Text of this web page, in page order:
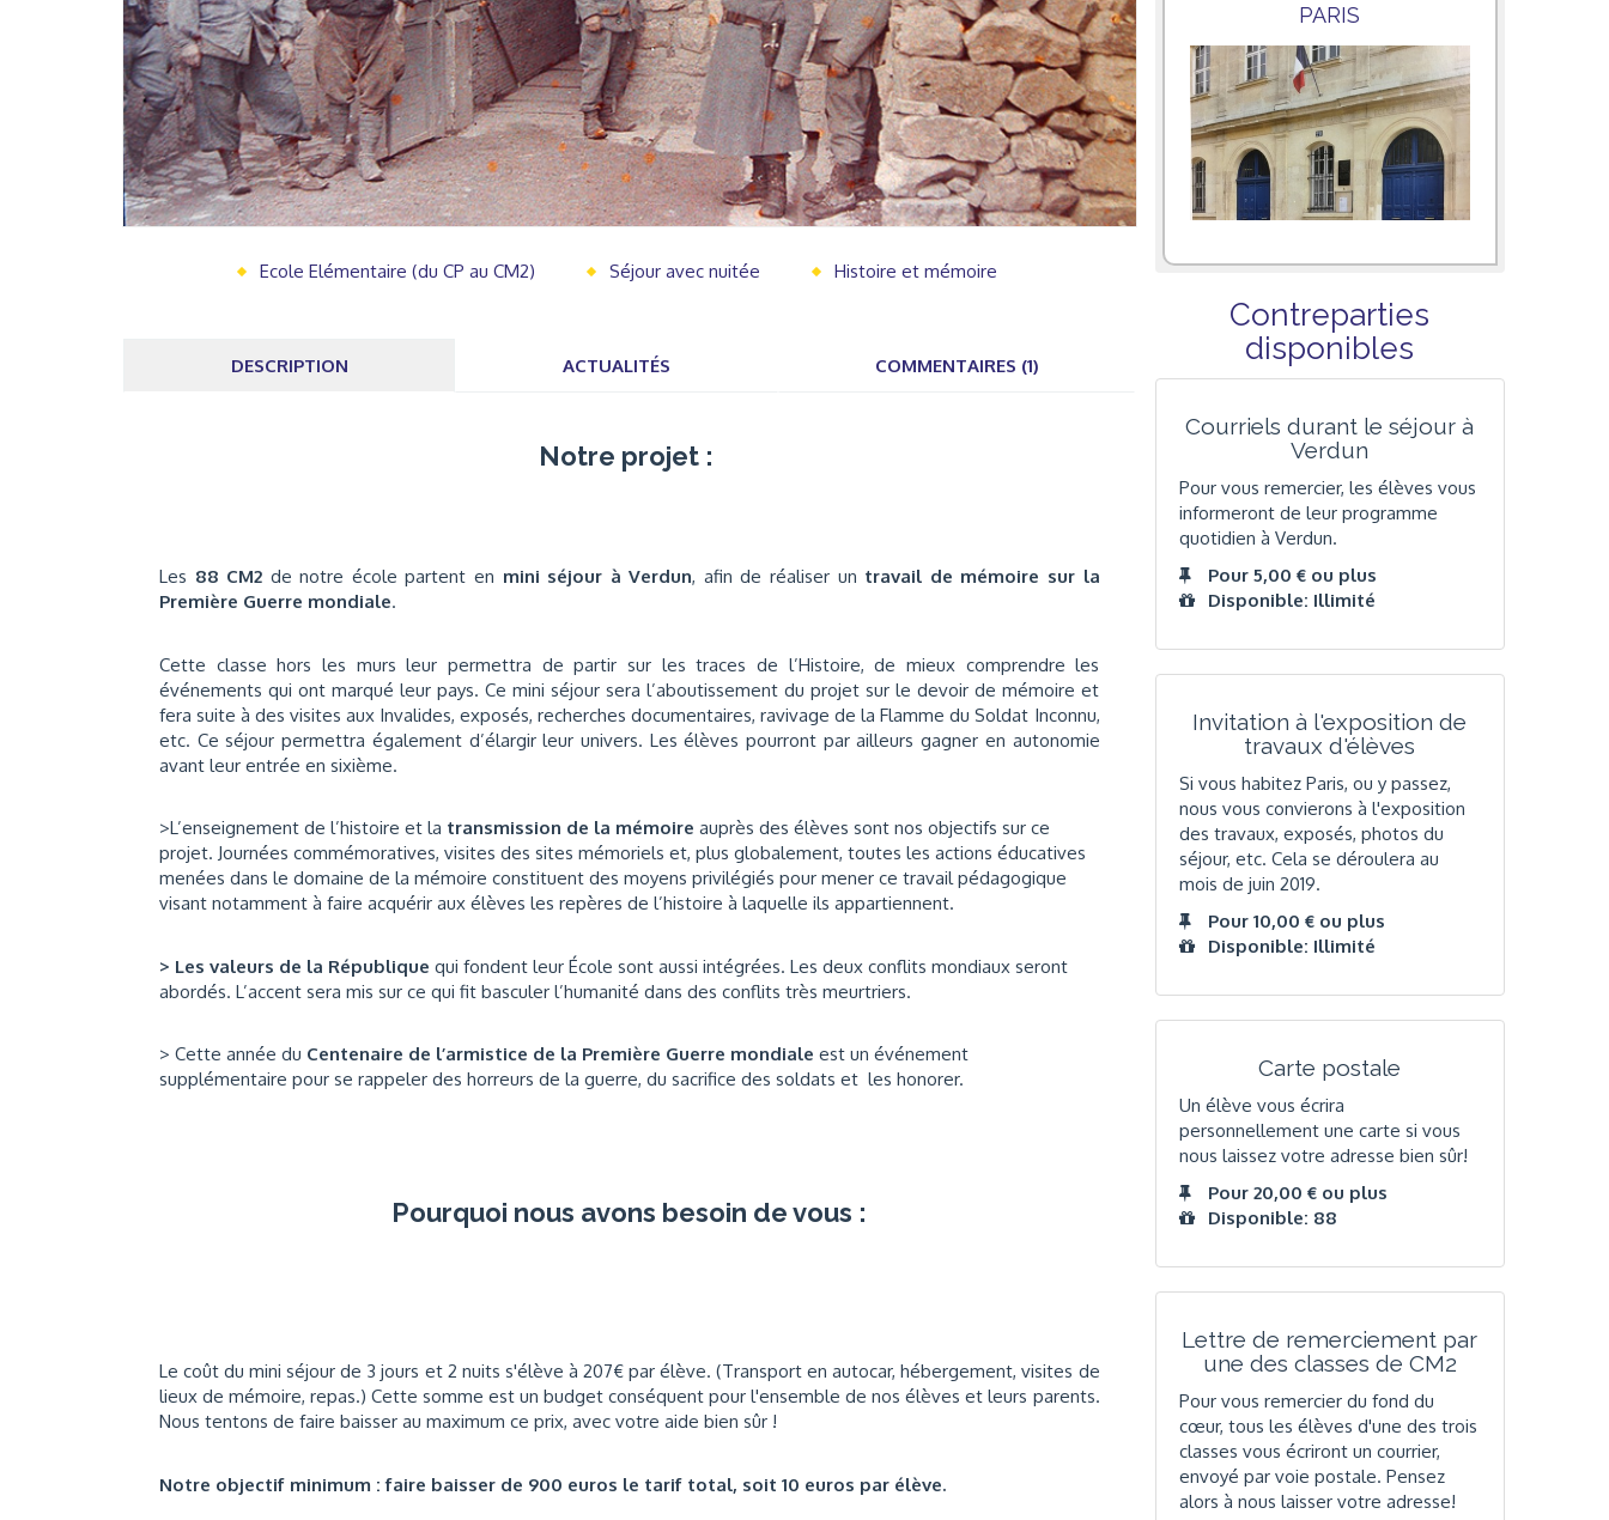
Ecole Elémentaire (du CP au CM2) Séjour avec nuitée Histoire et mémoire
DESCRIPTION ACTUALITÉS COMMENTAIRES (1)
Notre projet :
Les 88 CM2 de notre école partent en mini séjour à Verdun, afin de réaliser un travail de mémoire sur la
Première Guerre mondiale.
Cette classe hors les murs leur permettra de partir sur les traces de l’Histoire, de mieux comprendre les
événements qui ont marqué leur pays. Ce mini séjour sera l’aboutissement du projet sur le devoir de mémoire et
fera suite à des visites aux Invalides, exposés, recherches documentaires, ravivage de la Flamme du Soldat Inconnu,
etc. Ce séjour permettra également d’élargir leur univers. Les élèves pourront par ailleurs gagner en autonomie
avant leur entrée en sixième.
>L’enseignement de l’histoire et la transmission de la mémoire auprès des élèves sont nos objectifs sur ce
projet. Journées commémoratives, visites des sites mémoriels et, plus globalement, toutes les actions éducatives
menées dans le domaine de la mémoire constituent des moyens privilégiés pour mener ce travail pédagogique
visant notamment à faire acquérir aux élèves les repères de l’histoire à laquelle ils appartiennent.
> Les valeurs de la République qui fondent leur École sont aussi intégrées. Les deux conflits mondiaux seront
abordés. L’accent sera mis sur ce qui fit basculer l’humanité dans des conflits très meurtriers.
> Cette année du Centenaire de l’armistice de la Première Guerre mondiale est un événement
supplémentaire pour se rappeler des horreurs de la guerre, du sacrifice des soldats et les honorer.
Pourquoi nous avons besoin de vous :
Le coût du mini séjour de 3 jours et 2 nuits s'élève à 207€ par élève. (Transport en autocar, hébergement, visites de
lieux de mémoire, repas.) Cette somme est un budget conséquent pour l'ensemble de nos élèves et leurs parents.
Nous tentons de faire baisser au maximum ce prix, avec votre aide bien sûr !
Notre objectif minimum : faire baisser de 900 euros le tarif total, soit 10 euros par élève.
PARIS
Contreparties
disponibles
Courriels durant le séjour à
Verdun
Pour vous remercier, les élèves vous
informeront de leur programme
quotidien à Verdun.
Pour 5,00 € ou plus
Disponible: Illimité
Invitation à l'exposition de
travaux d'élèves
Si vous habitez Paris, ou y passez,
nous vous convierons à l'exposition
des travaux, exposés, photos du
séjour, etc. Cela se déroulera au
mois de juin 2019.
Pour 10,00 € ou plus
Disponible: Illimité
Carte postale
Un élève vous écrira
personnellement une carte si vous
nous laissez votre adresse bien sûr!
Pour 20,00 € ou plus
Disponible: 88
Lettre de remerciement par
une des classes de CM2
Pour vous remercier du fond du
cœur, tous les élèves d'une des trois
classes vous écriront un courrier,
envoyé par voie postale. Pensez
alors à nous laisser votre adresse!